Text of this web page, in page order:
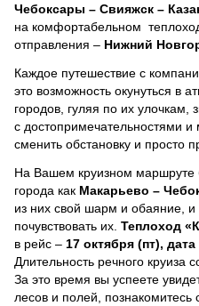
Чебоксары – Свияжск –
на комфортабельном
отправления – Нижний
Каждое путешествие с
это возможность окунуться в
городов, гуляя по их улочкам,
с достопримечательностями и
сменить обстановку и просто
На Вашем круизном маршруте
города как Макарьево –
из них свой шарм и обаяние,
почувствовать их. Теплоход
в рейс – 17 октября (пт),
Длительность речного круиза
За это время вы успеете
лесов и полей,